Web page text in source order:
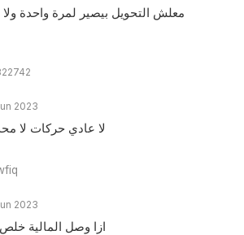
معلش التحويل بيصير لمرة واحدة ولا
2023
لا عادي حركات لا
2023
ازا وصل المالية